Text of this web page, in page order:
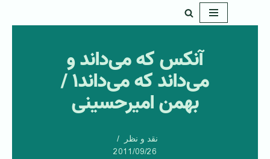
آنکس که می‌داند و
می‌داند که می‌داند۱ /
بهمن امیرحسینی
نقد و نظر
2011/09/26